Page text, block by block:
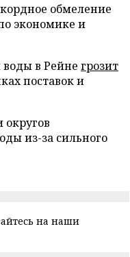
обмеление
экономике и
в Рейне грозит
поставок и
округов
из-за сильного
на наши